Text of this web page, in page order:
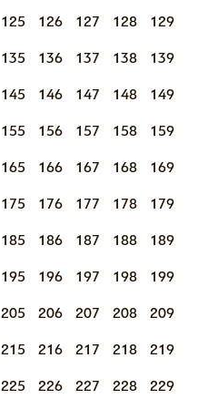
125 126 127 128 129
135 136 137 138 139
145 146 147 148 149
155 156 157 158 159
165 166 167 168 169
175 176 177 178 179
185 186 187 188 189
195 196 197 198 199
205 206 207 208 209
215 216 217 218 219
225 226 227 228 229